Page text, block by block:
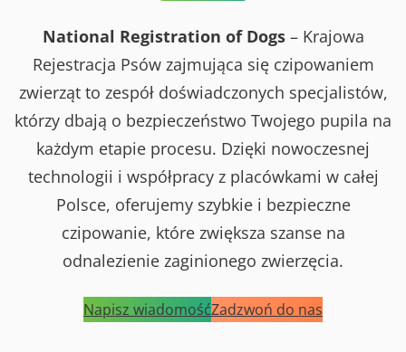
National Registration of Dogs– Krajowa
Rejestracja Psów zajmująca się czipowaniem
zwierząt to zespół doświadczonych specjalistów,
którzy dbają o bezpieczeństwo Twojego pupila na
każdym etapie procesu. Dzięki nowoczesnej
technologii i współpracy z placówkami w całej
Polsce, oferujemy szybkie i bezpieczne
czipowanie, które zwiększa szanse na
odnalezienie zaginionego zwierzęcia.
Napisz wiadomośćZadzwoń do nas